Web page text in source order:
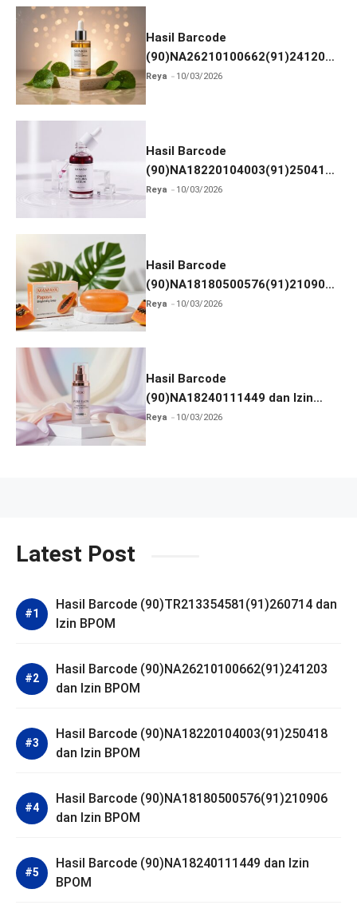
Hasil Barcode
(90)NA26210100662(91)241203
dan Izin BPOM
Reya 10/03/2026
Hasil Barcode
(90)NA18220104003(91)250418
dan Izin BPOM
Reya 10/03/2026
Hasil Barcode
(90)NA18180500576(91)210906
dan Izin BPOM
Reya 10/03/2026
Hasil Barcode
(90)NA18240111449 dan Izin
BPOM
Reya 10/03/2026
Latest Post
Hasil Barcode (90)TR213354581(91)260714 dan
Izin BPOM
Hasil Barcode (90)NA26210100662(91)241203
dan Izin BPOM
Hasil Barcode (90)NA18220104003(91)250418
dan Izin BPOM
Hasil Barcode (90)NA18180500576(91)210906
dan Izin BPOM
Hasil Barcode (90)NA18240111449 dan Izin
BPOM